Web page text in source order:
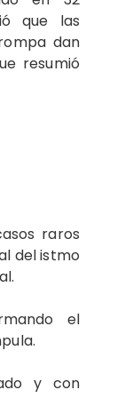
que las
dan
resumió
raros
del istmo
el
y con